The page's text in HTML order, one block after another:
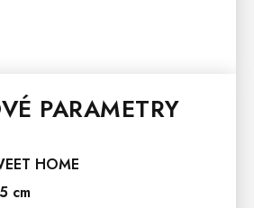
PARAMETRY
HOME
cm